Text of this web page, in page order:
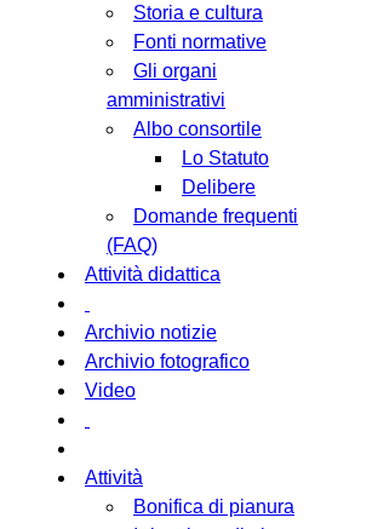
Storia e cultura
Fonti normative
Gli organi
amministrativi
Albo consortile
Lo Statuto
Delibere
Domande frequenti
(FAQ)
Attività didattica
Archivio notizie
Archivio fotografico
Video
Attività
Bonifica di pianura